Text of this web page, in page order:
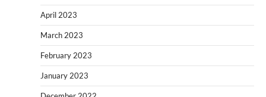
April 2023
March 2023
February 2023
January 2023